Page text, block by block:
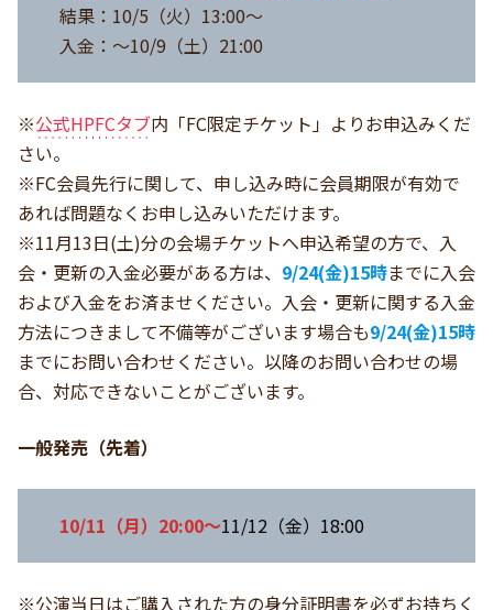
結果：10/5（火）13:00～
入金：～10/9（土）21:00
※公式HPFCタブ内「FC限定チケット」よりお申込みくだ
さい。
※FC会員先行に関して、申し込み時に会員期限が有効で
あれば問題なくお申し込みいただけます。
※11月13日(土)分の会場チケットへ申込希望の方で、入
会・更新の入金必要がある方は、 9/24(金)15時までに入会
および入金をお済ませください。入会・更新に関する入金
方法につきまして不備等がございます場合も9/24(金)15時
までにお問い合わせください。以降のお問い合わせの場
合、対応できないことがございます。
一般発売（先着）
10/11（月）20:00～11/12（金）18:00
※公演当日はご購入された方の身分証明書を必ずお持ちく